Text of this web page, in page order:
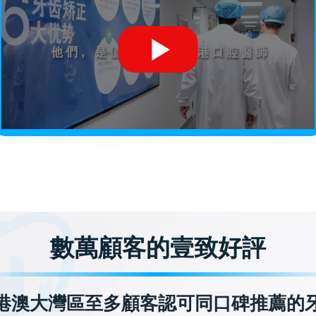
數萬顧客的壹致好評
澳大灣區至多顧客認可同口碑推薦的